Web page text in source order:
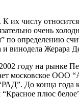
их числу
очень
определению
и винодела Жерара
году на рынке
московское ООО
До конца года
плюс